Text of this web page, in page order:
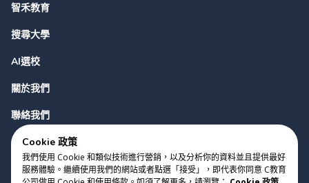
智禾教育
搜尋大學
AI選校
關於我們
聯絡我們
Cookie 政策
我們使用 Cookie 和類似技術進行營銷，以及分析你的資料並且提供最好
服務體驗。繼續使用我們的網站或者點選「接受」，即代表你同意 C教育